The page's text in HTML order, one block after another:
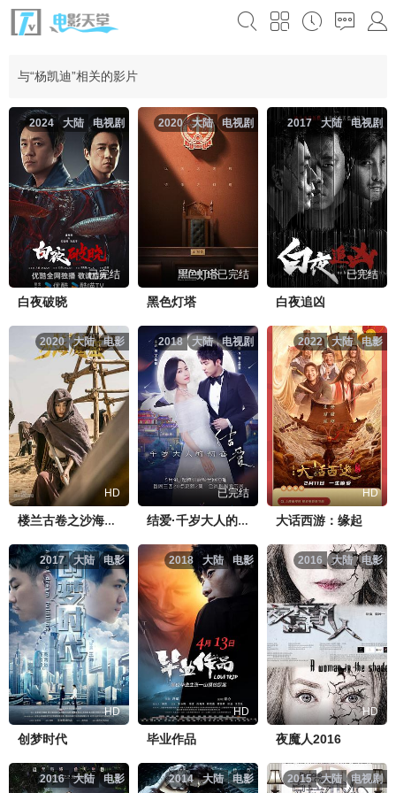
与“杨凯迪”相关的影片
电视剧
大陆
2024
已完结
白夜破晓
电视剧
大陆
2020
已完结
黑色灯塔
电视剧
大陆
2017
已完结
白夜追凶
电影
大陆
2020
HD
楼兰古卷之沙海魔窟
电视剧
大陆
2018
已完结
结爱·千岁大人的初恋
电影
大陆
2022
HD
大话西游：缘起
电影
大陆
2017
HD
创梦时代
电影
大陆
2018
HD
毕业作品
电影
大陆
2016
HD
夜魔人2016
电影
大陆
2016 电影
大陆
2014 电视剧
大陆
2015